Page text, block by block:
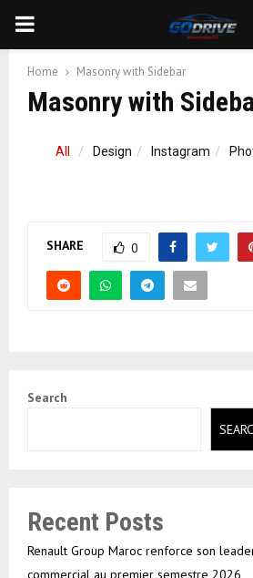
PRIMARY
MENU
Home Masonry with Sidebar
Masonry with
All Design Instagram
SHARE 0
Search
Recent Posts
Renault Group Maroc renforce son
commercial au premier semestre 2026